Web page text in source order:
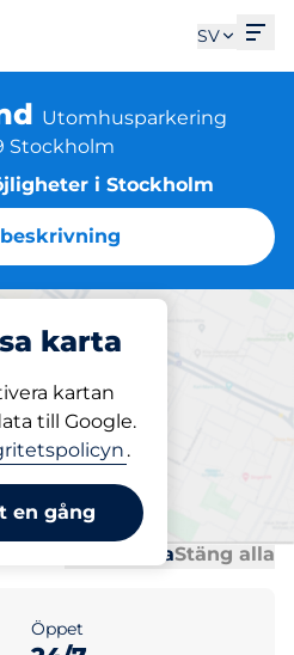
SV
Utomhusparkering
Stockholm
i Stockholm
karta
kartan
till Google.
.
en gång
på plats
Öppna allaStäng alla
Öppet